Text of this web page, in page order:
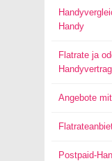
Handy
Flatrate ja
Angebote
Postpaid-